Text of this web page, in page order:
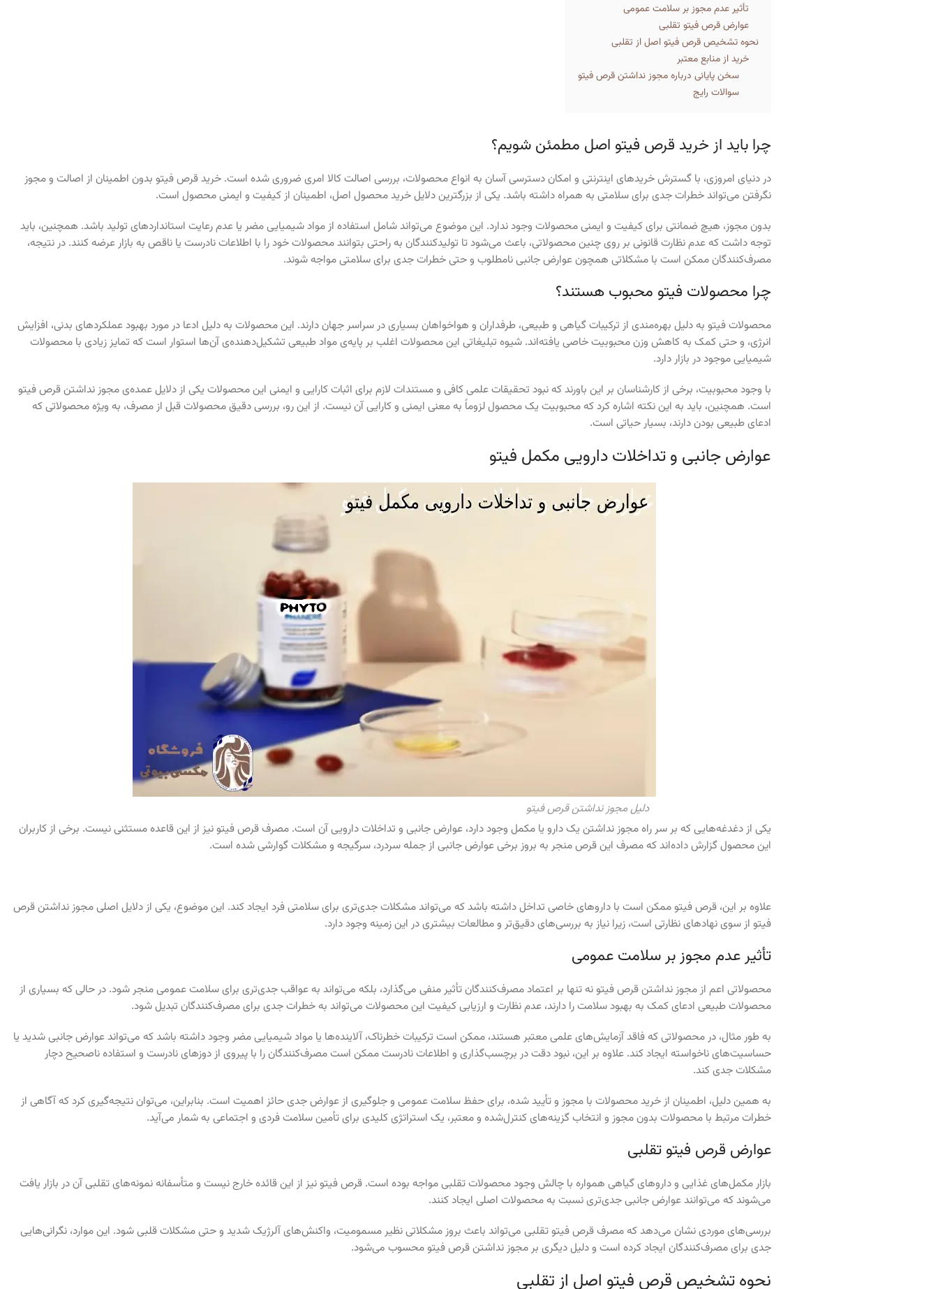
تأثیر عدم مجوز بر سلامت عمومی
عوارض قرص فیتو تقلبی
نحوه تشخیص قرص فیتو اصل از تقلبی
خرید از منابع معتبر
سخن پایانی درباره مجوز نداشتن قرص فیتو
سوالات رایج
چرا باید از خرید قرص فیتو اصل مطمئن شویم؟
در دنیای امروزی، با گسترش خریدهای اینترنتی و امکان دسترسی آسان به انواع محصولات، بررسی اصالت کالا امری ضروری شده است. خرید قرص فیتو بدون اطمینان از اصالت و مجوز
نگرفتن می‌تواند خطرات جدی برای سلامتی به همراه داشته باشد. یکی از بزرگترین دلایل خرید محصول اصل، اطمینان از کیفیت و ایمنی محصول است.
بدون مجوز، هیچ ضمانتی برای کیفیت و ایمنی محصولات وجود ندارد. این موضوع می‌تواند شامل استفاده از مواد شیمیایی مضر یا عدم رعایت استانداردهای تولید باشد. همچنین، باید
توجه داشت که عدم نظارت قانونی بر روی چنین محصولاتی، باعث می‌شود تا تولیدکنندگان به راحتی بتوانند محصولات خود را با اطلاعات نادرست یا ناقص به بازار عرضه کنند. در نتیجه،
مصرف‌کنندگان ممکن است با مشکلاتی همچون عوارض جانبی نامطلوب و حتی خطرات جدی برای سلامتی مواجه شوند.
چرا محصولات فیتو محبوب هستند؟
محصولات فیتو به دلیل بهره‌مندی از ترکیبات گیاهی و طبیعی، طرفداران و هواخواهان بسیاری در سراسر جهان دارند. این محصولات به دلیل ادعا در مورد بهبود عملکردهای بدنی، افزایش
انرژی، و حتی کمک به کاهش وزن محبوبیت خاصی یافته‌اند. شیوه تبلیغاتی این محصولات اغلب بر پایه‌ی مواد طبیعی تشکیل‌دهنده‌ی آن‌ها استوار است که تمایز زیادی با محصولات
شیمیایی موجود در بازار دارد.
با وجود محبوبیت، برخی از کارشناسان بر این باورند که نبود تحقیقات علمی کافی و مستندات لازم برای اثبات کارایی و ایمنی این محصولات یکی از دلایل عمده‌ی مجوز نداشتن قرص فیتو
است. همچنین، باید به این نکته اشاره کرد که محبوبیت یک محصول لزوماً به معنی ایمنی و کارایی آن نیست. از این رو، بررسی دقیق محصولات قبل از مصرف، به ویژه محصولاتی که
ادعای طبیعی بودن دارند، بسیار حیاتی است.
عوارض جانبی و تداخلات دارویی مکمل فیتو
دلیل مجوز نداشتن قرص فیتو
یکی از دغدغه‌هایی که بر سر راه مجوز نداشتن یک دارو یا مکمل وجود دارد، عوارض جانبی و تداخلات دارویی آن است. مصرف قرص فیتو نیز از این قاعده مستثنی نیست. برخی از کاربران
این محصول گزارش داده‌اند که مصرف این قرص منجر به بروز برخی عوارض جانبی از جمله سردرد، سرگیجه و مشکلات گوارشی شده است.
علاوه بر این، قرص فیتو ممکن است با داروهای خاصی تداخل داشته باشد که می‌تواند مشکلات جدی‌تری برای سلامتی فرد ایجاد کند. این موضوع، یکی از دلایل اصلی مجوز نداشتن قرص
فیتو از سوی نهادهای نظارتی است، زیرا نیاز به بررسی‌های دقیق‌تر و مطالعات بیشتری در این زمینه وجود دارد.
تأثیر عدم مجوز بر سلامت عمومی
محصولاتی اعم از مجوز نداشتن قرص فیتو نه تنها بر اعتماد مصرف‌کنندگان تأثیر منفی می‌گذارد، بلکه می‌تواند به عواقب جدی‌تری برای سلامت عمومی منجر شود. در حالی که بسیاری از
محصولات طبیعی ادعای کمک به بهبود سلامت را دارند، عدم نظارت و ارزیابی کیفیت این محصولات می‌تواند به خطرات جدی برای مصرف‌کنندگان تبدیل شود.
به طور مثال، در محصولاتی که فاقد آزمایش‌های علمی معتبر هستند، ممکن است ترکیبات خطرناک، آلاینده‌ها یا مواد شیمیایی مضر وجود داشته باشد که می‌تواند عوارض جانبی شدید یا
حساسیت‌های ناخواسته ایجاد کند. علاوه بر این، نبود دقت در برچسب‌گذاری و اطلاعات نادرست ممکن است مصرف‌کنندگان را با پیروی از دوزهای نادرست و استفاده ناصحیح دچار
مشکلات جدی کند.
به همین دلیل، اطمینان از خرید محصولات با مجوز و تأیید شده، برای حفظ سلامت عمومی و جلوگیری از عوارض جدی حائز اهمیت است. بنابراین، می‌توان نتیجه‌گیری کرد که آگاهی از
خطرات مرتبط با محصولات بدون مجوز و انتخاب گزینه‌های کنترل‌شده و معتبر، یک استراتژی کلیدی برای تأمین سلامت فردی و اجتماعی به شمار می‌آید.
عوارض قرص فیتو تقلبی
بازار مکمل‌های غذایی و داروهای گیاهی همواره با چالش وجود محصولات تقلبی مواجه بوده است. قرص فیتو نیز از این قائده خارج نیست و متأسفانه نمونه‌های تقلبی آن در بازار یافت
می‌شوند که می‌توانند عوارض جانبی جدی‌تری نسبت به محصولات اصلی ایجاد کنند.
بررسی‌های موردی نشان می‌دهد که مصرف قرص فیتو تقلبی می‌تواند باعث بروز مشکلاتی نظیر مسمومیت، واکنش‌های آلرژیک شدید و حتی مشکلات قلبی شود. این موارد، نگرانی‌هایی
جدی برای مصرف‌کنندگان ایجاد کرده است و دلیل دیگری بر مجوز نداشتن قرص فیتو محسوب می‌شود.
نحوه تشخیص قرص فیتو اصل از تقلبی